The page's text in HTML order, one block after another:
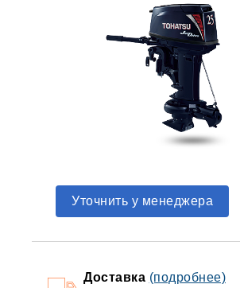
Уточнить у менеджера
Доставка (подробнее)